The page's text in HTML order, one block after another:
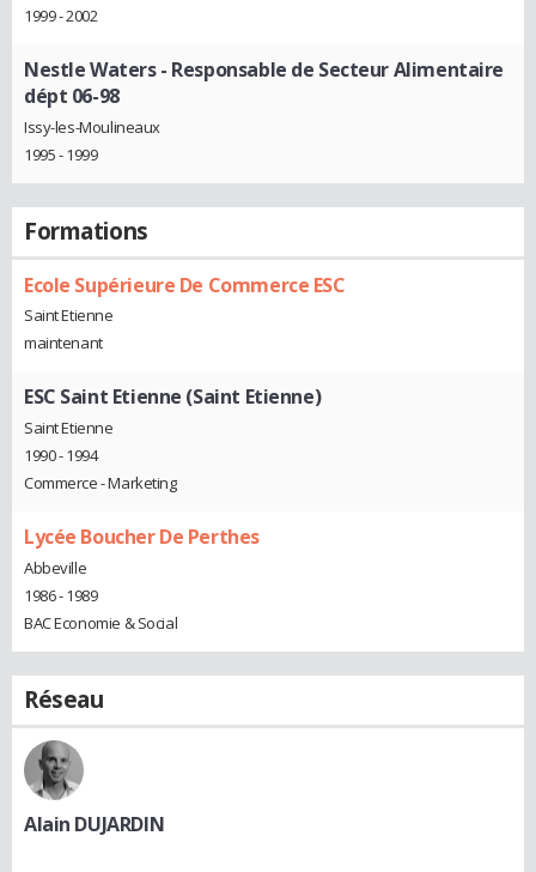
1999 - 2002
Nestle Waters- Responsable de Secteur Alimentaire
dépt 06-98
Issy-les-Moulineaux
1995 - 1999
Formations
Ecole Supérieure De Commerce ESC
Saint Etienne
maintenant
ESC Saint Etienne (Saint Etienne)
Saint Etienne
1990 - 1994
Commerce - Marketing
Lycée Boucher De Perthes
Abbeville
1986 - 1989
BAC Economie & Social
Réseau
Alain DUJARDIN